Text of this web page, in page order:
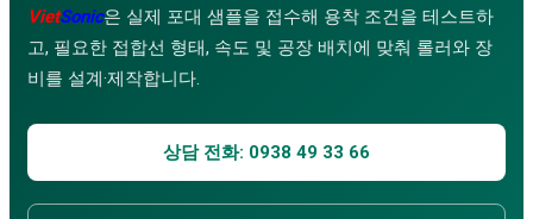
초음파 코팅 시스템
애플리케이션 영상
초음파 용착기
다운로드
VietSonic은 실제 포대 샘플을 접수해 용착 조건을 테스트하
고, 필요한 접합선 형태, 속도 및 공장 배치에 맞춰 롤러와 장
비를 설계·제작합니다.
상담 전화: 0938 49 33 66